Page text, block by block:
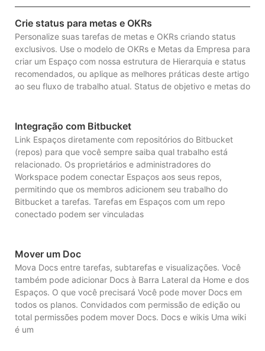
Divisão de
Prioridade
Relatório de
Tempo
Ponto
Inclua
Relatório de
Tempo
Relatório
Faturável
ou
Crie status para metas e OKRs
Personalize suas tarefas de metas e OKRs criando status
exclusivos. Use o modelo de OKRs e Metas da Empresa para
criar um Espaço com nossa estrutura de Hierarquia e status
recomendados, ou aplique as melhores práticas deste artigo
ao seu fluxo de trabalho atual. Status de objetivo e metas do
Integração com Bitbucket
Link Espaços diretamente com repositórios do Bitbucket
(repos) para que você sempre saiba qual trabalho está
relacionado. Os proprietários e administradores do
Workspace podem conectar Espaços aos seus repos,
permitindo que os membros adicionem seu trabalho do
Bitbucket a tarefas. Tarefas em Espaços com um repo
conectado podem ser vinculadas
Mover um Doc
Mova Docs entre tarefas, subtarefas e visualizações. Você
também pode adicionar Docs à Barra Lateral da Home e dos
Espaços. O que você precisará Você pode mover Docs em
todos os planos. Convidados com permissão de edição ou
total permissões podem mover Docs. Docs e wikis Uma wiki
é um